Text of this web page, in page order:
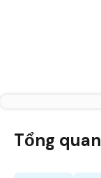
Tổng quan